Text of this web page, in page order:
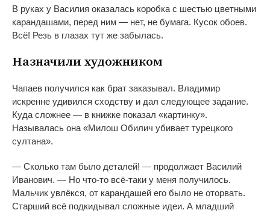
В руках у Василия оказалась коробка с шестью цветными
карандашами, перед ним — нет, не бумага. Кусок обоев.
Всё! Резь в глазах тут же забылась.
Назначили художником
Чапаев получился как брат заказывал. Владимир
искренне удивился сходству и дал следующее задание.
Куда сложнее — в книжке показал «картинку».
Называлась она «Милош Обилич убивает турецкого
султана».
— Сколько там было деталей! — продолжает Василий
Иванович. — Но что-то всё-таки у меня получилось.
Мальчик увлёкся, от карандашей его было не оторвать.
Старший всё подкидывал сложные идеи. А младший